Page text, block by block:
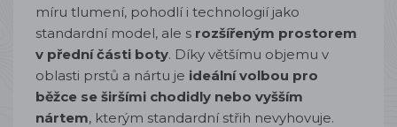
míru tlumení, pohodlí i technologií jako
standardní model, ale s rozšířeným prostorem
v přední části boty. Díky většímu objemu v
oblasti prstů a nártu je ideální volbou pro
běžce se širšími chodidly nebo vyšším
nártem, kterým standardní střih nevyhovuje.